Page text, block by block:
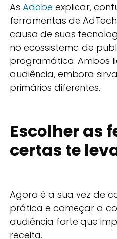
As Adobe explicar,
ferramentas de
causa de suas
no ecossistema de
programática. Ambos
audiência, embora
primários diferentes.
Escolher as
certas te
Agora é a sua vez de
prática e começar a
audiência forte que
receita.